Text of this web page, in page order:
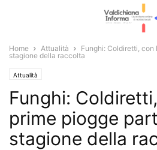
Home Attualità
Funghi: Coldiretti, con
stagione della raccolta
Attualità
Funghi:
prime piogge
stagione della